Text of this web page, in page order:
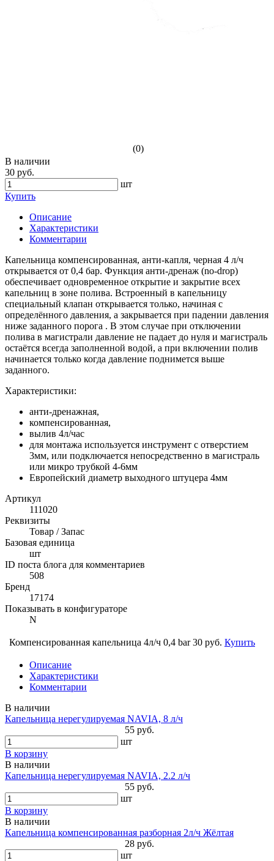
(0)
В наличии
30 руб.
шт
Купить
Описание
Характеристики
Комментарии
Капельница компенсированная, анти-капля, черная 4 л/ч
открывается от 0,4 бар. Функция анти-дренаж (no-drop)
обеспечивает одновременное открытие и закрытие всех
капельниц в зоне полива. Встроенный в капельницу
специальный клапан открывается только, начиная с
определённого давления, а закрывается при падении давления
ниже заданного порога . В этом случае при отключении
полива в магистрали давление не падает до нуля и магистраль
остаётся всегда заполненной водой, а при включении полив
начинается только когда давление поднимется выше
заданного.
Характеристики:
анти-дренажная,
компенсированная,
вылив 4л/час
для монтажа используется инструмент с отверстием
3мм, или подключается непосредственно в магистраль
или микро трубкой 4-6мм
Европейский диаметр выходного штуцера 4мм
Артикул
111020
Реквизиты
Товар / Запас
Базовая единица
шт
ID поста блога для комментариев
508
Бренд
17174
Показывать в конфигураторе
N
Компенсированная капельница 4л/ч 0,4 bar 30 руб. Купить
Описание
Характеристики
Комментарии
В наличии
Капельница нерегулируемая NAVIA, 8 л/ч
55 руб.
шт
В корзину
В наличии
Капельница нерегулируемая NAVIA, 2.2 л/ч
55 руб.
шт
В корзину
В наличии
Капельница компенсированная разборная 2л/ч Жёлтая
28 руб.
шт